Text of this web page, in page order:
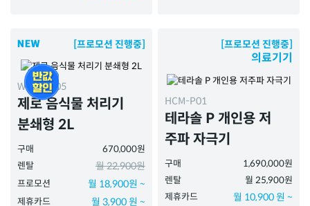
[프로모션 진행중]
WMG-2005
제로 음식물 처리기
분쇄형 2L
구매
670,000원
렌탈
월 22,900원
프로모션 월 18,900원 ~
제휴카드 월 3,900 원 ~
[프로모션 진행중]
의료기기
HCM-P01
테라솔 P 개인용 저
주파 자극기
구매
1,690,000원
렌탈
월 25,900원
제휴카드
월 10,900 원 ~